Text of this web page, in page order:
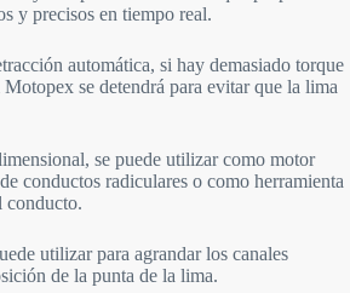
y precisos en tiempo real.
automática, si hay demasiado torque
se detendrá para evitar que la lima
se puede utilizar como motor
conductos radiculares o como herramienta
conducto.
utilizar para agrandar los canales
de la punta de la lima.